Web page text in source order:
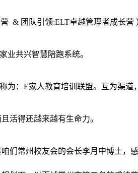
营 & 团队引领:ELT卓越管理者成长
家业共兴智慧陪跑系统。
为：E家人教育培训联盟。互为渠
而且活得还越来越有生命力。
们常州校友会的会长李月中博士